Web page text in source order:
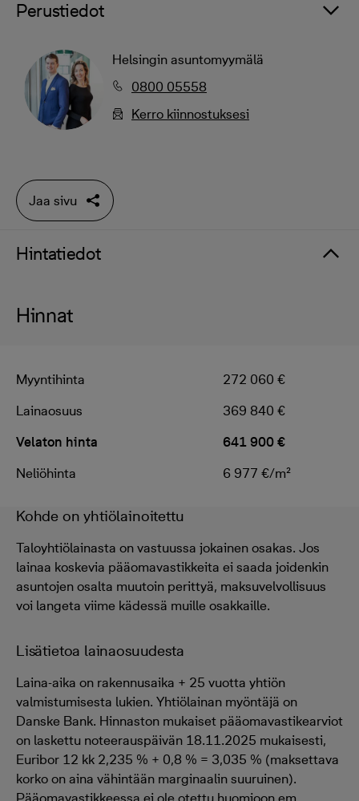
Perustiedot
Helsingin asuntomyymälä
0800 05558
Kerro kiinnostuksesi
Jaa sivu
Hintatiedot
Hinnat
Myyntihinta
272 060 €
Lainaosuus
369 840 €
Velaton hinta
641 900 €
Neliöhinta
6 977 €/m²
Kohde on yhtiölainoitettu
Taloyhtiölainasta on vastuussa jokainen osakas. Jos
lainaa koskevia pääomavastikkeita ei saada joidenkin
asuntojen osalta muutoin perittyä, maksuvelvollisuus
voi langeta viime kädessä muille osakkaille.
Lisätietoa lainaosuudesta
Laina-aika on rakennusaika + 25 vuotta yhtiön
valmistumisesta lukien. Yhtiölainan myöntäjä on
Danske Bank. Hinnaston mukaiset pääomavastikearviot
on laskettu noteerauspäivän 18.11.2025 mukaisesti,
Euribor 12 kk 2,235 % + 0,8 % = 3,035 % (maksettava
korko on aina vähintään marginaalin suuruinen).
Pääomavastikkeessa ei ole otettu huomioon em.